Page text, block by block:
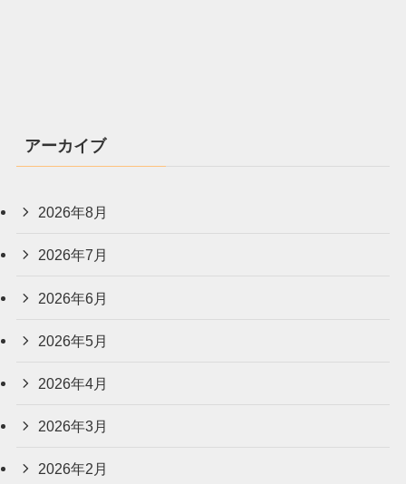
アーカイブ
2026年8月
2026年7月
2026年6月
2026年5月
2026年4月
2026年3月
2026年2月